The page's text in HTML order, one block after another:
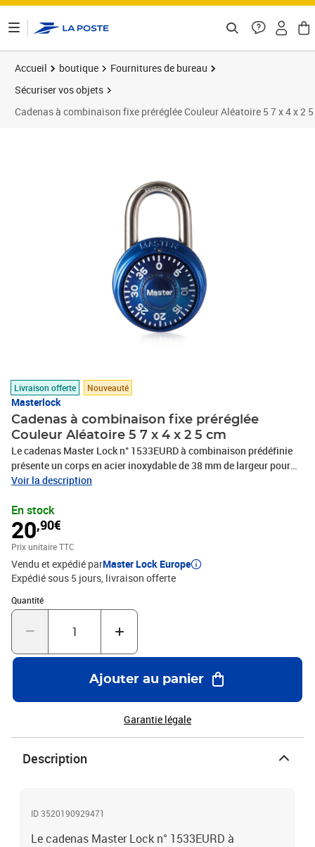
Accueil boutique
Fournitures de bureau
Sécuriser vos objets
Cadenas à combinaison fixe préréglée Couleur Aléatoire 5 7 x 4 x 2
Livraison offerte Nouveauté
Masterlock
Cadenas à combinaison fixe préréglée
Couleur Aléatoire 5 7 x 4 x 2 5 cm
Le cadenas Master Lock n° 1533EURD à combinaison prédéfinie
présente un corps en acier inoxydable de 38 mm de largeur pour
une durabilité accrue avec finition en aluminium anodisé. Pour un
L'anse d'un diamètre de 6 mm et de 18 mm de haut est en acier
cémenté pour une résistance accrue à la coupe et au sciage. La
combinaison à 3 chiffres offre un confort sans clé. Les couleurs
vives métallisées permettent une identification plus simple du
cadenas. La garantie à vie limitée offre la tranquillité d'esprit d'une
marque de confiance.
Voir la description
En stock
20,90€
Prix unitaire TTC
Vendu et expédié parMaster Lock Europe
Expédié sous 5 jours livraison offerte
Quantité
Quantité : 1
Ajouter au panier
Garantie légale
Description
ID 3520190929471
Le cadenas Master Lock n° 1533EURD à